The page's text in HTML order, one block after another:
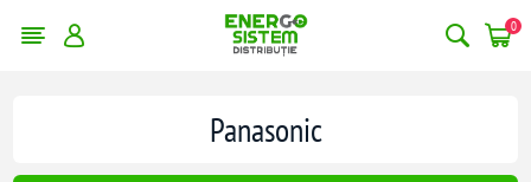
0
filtrele
Panasonic